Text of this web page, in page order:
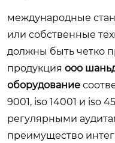
международные
или собственные
должны быть четко
продукция ооо
оборудование
9001, iso 14001 и iso
регулярными
преимущество